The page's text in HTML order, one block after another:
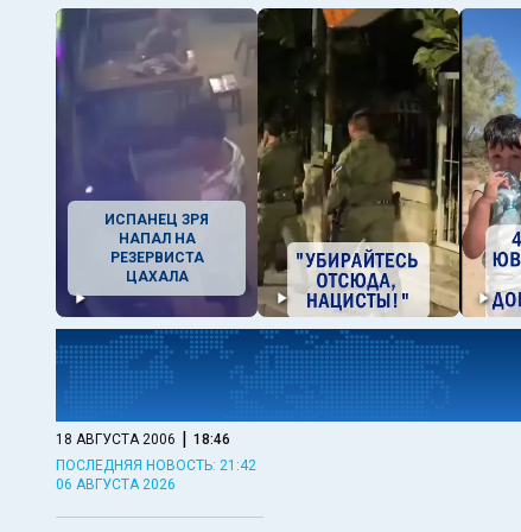
ИСПАНЕЦ ЗРЯ
НАПАЛ НА
РЕЗЕРВИСТА
ЦАХАЛА
18 АВГУСТА 2006 | 18:46
ПОСЛЕДНЯЯ НОВОСТЬ: 21:42
06 АВГУСТА 2026